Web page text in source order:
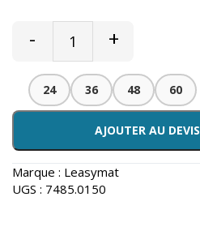
- +
24 36 48 60
AJOUTER AU DEVIS
Marque : Leasymat
UGS : 7485.0150